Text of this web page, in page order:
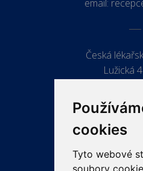
cookies
Tyto webové
soubory
email:
Česká
Lužická